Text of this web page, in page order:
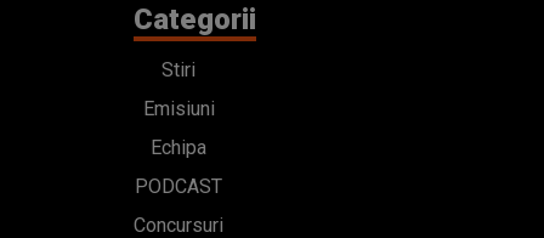
Categorii
Stiri
Emisiuni
Echipa
PODCAST
Concursuri